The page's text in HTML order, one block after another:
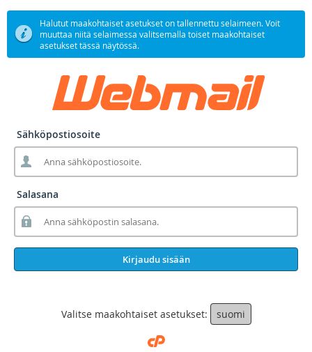
Halutut maakohtaiset asetukset on tallennettu selaimeen. Voit
muuttaa niitä selaimessa valitsemalla toiset maakohtaiset
asetukset tässä näytössä.
Sähköpostiosoite
Salasana
Kirjaudu sisään
Valitse maakohtaiset asetukset: suomi